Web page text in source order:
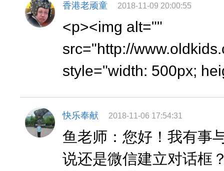
香港老顽童 2018-11-09 20:00:55
<p><img alt=""
src="http://
style="width: 500px;
快乐奉献 2018-11-06 17:54:31
鱼老师：您好！我有事
说还是微信建立对话框